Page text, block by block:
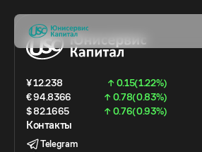
¥ 12.238
↑ 0.15(1.22%)
€ 94.8366
↑ 0.78(0.83%)
$ 82.1665
↑ 0.76(0.93%)
Контакты
Telegram